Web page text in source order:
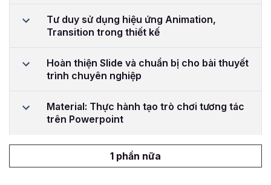
Tư duy sử dụng hiệu ứng Animation,
Transition trong thiết kế
Hoàn thiện Slide và chuẩn bị cho bài thuyết
trình chuyên nghiệp
Material: Thực hành tạo trò chơi tương tác
trên Powerpoint
1 phần nữa